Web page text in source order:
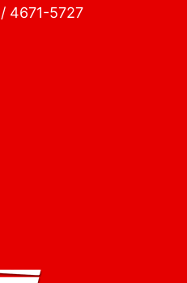
4671-5727